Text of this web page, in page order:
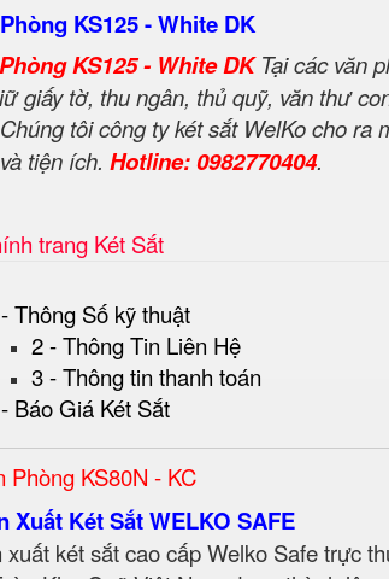
KS125 - White DK
KS125 - White DKTại các văn
giấy tờ, thu ngân, thủ quỹ, văn thư
tôi công ty két sắt WelKo cho ra
tiện ích. Hotline: 0982770404.
trang Két Sắt
Thông Số kỹ thuật
2 - Thông Tin Liên Hệ
3 - Thông tin thanh toán
Báo Giá Két Sắt
Xuất Két Sắt WELKO SAFE
xuất két sắt cao cấp Welko Safe trực